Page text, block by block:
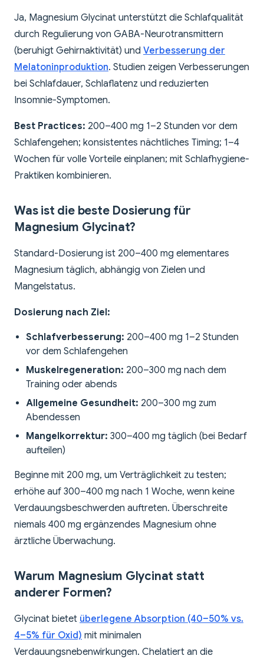
Ja, Magnesium Glycinat unterstützt die Schlafqualität
durch Regulierung von GABA-Neurotransmittern
(beruhigt Gehirnaktivität) und Verbesserung der
Melatoninproduktion. Studien zeigen Verbesserungen
bei Schlafdauer, Schlaflatenz und reduzierten
Insomnie-Symptomen.
Best Practices: 200–400 mg 1–2 Stunden vor dem
Schlafengehen; konsistentes nächtliches Timing; 1–4
Wochen für volle Vorteile einplanen; mit Schlafhygiene-
Praktiken kombinieren.
Was ist die beste Dosierung für
Magnesium Glycinat?
Standard-Dosierung ist 200–400 mg elementares
Magnesium täglich, abhängig von Zielen und
Mangelstatus.
Dosierung nach Ziel:
Schlafverbesserung: 200–400 mg 1–2 Stunden
vor dem Schlafengehen
Muskelregeneration: 200–300 mg nach dem
Training oder abends
Allgemeine Gesundheit: 200–300 mg zum
Abendessen
Mangelkorrektur: 300–400 mg täglich (bei Bedarf
aufteilen)
Beginne mit 200 mg, um Verträglichkeit zu testen;
erhöhe auf 300–400 mg nach 1 Woche, wenn keine
Verdauungsbeschwerden auftreten. Überschreite
niemals 400 mg ergänzendes Magnesium ohne
ärztliche Überwachung.
Warum Magnesium Glycinat statt
anderer Formen?
Glycinat bietet überlegene Absorption (40–50% vs.
4–5% für Oxid) mit minimalen
Verdauungsnebenwirkungen. Chelatiert an die